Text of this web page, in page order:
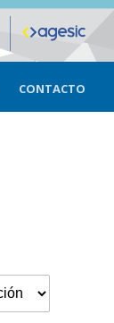
CONTACTO